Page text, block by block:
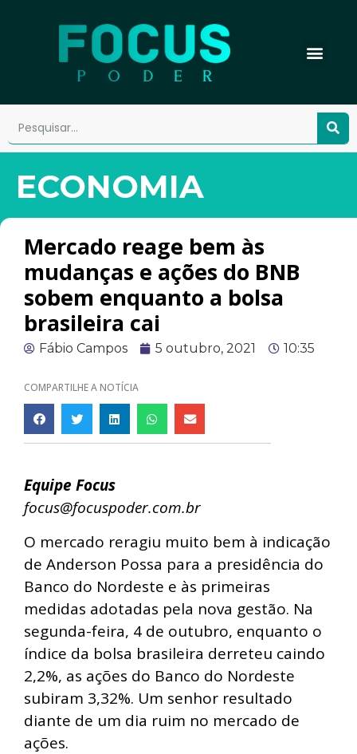
ECONOMIA
Mercado reage bem às
mudanças e ações do BNB
sobem enquanto a bolsa
brasileira cai
Fábio Campos 5 outubro, 2021 10:35
COMPARTILHE A NOTÍCIA
Equipe Focus
focus@focuspoder.com.br
O mercado reragiu muito bem à indicação
de Anderson Possa para a presidência do
Banco do Nordeste e às primeiras
medidas adotadas pela nova gestão. Na
segunda-feira, 4 de outubro, enquanto o
índice da bolsa brasileira derreteu caindo
2,2%, as ações do Banco do Nordeste
subiram 3,32%. Um senhor resultado
diante de um dia ruim no mercado de
ações.